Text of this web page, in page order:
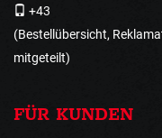
+43
(Bestellübersicht,
mitgeteilt)
FÜR KUNDEN